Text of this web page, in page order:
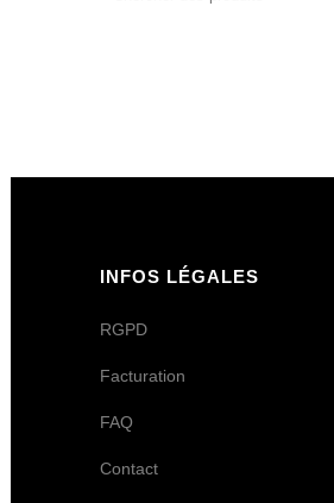
INFOS LÉGALES
RGPD
Facturation
FAQ
Contact